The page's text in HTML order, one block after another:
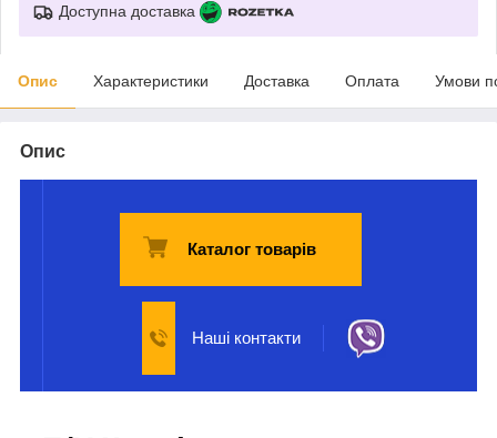
Доступна доставка
Опис Характеристики Доставка Оплата Умови
Опис
Каталог товарів
Наші контакти